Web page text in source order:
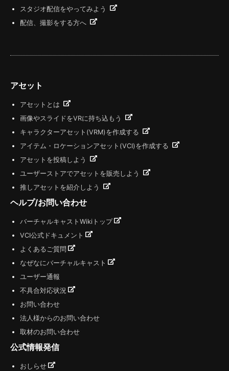
スタジオ配信をやってみよう
配信、撮影をする方へ
アセット
アセットとは
画像やスライドをVRに持ち込もう
キャラクターアセット(VRM)を作成する
アイテム・ロケーションアセット(VCI)を作成する
アセットを投稿しよう
ユーザーストアでアセットを販売しよう
推しアセットを紹介しよう
ヘルプ/お問い合わせ
バーチャルキャストWikiトップ
VCI公式ドキュメント
よくあるご質問
なぜなにバーチャルキャスト
ユーザー通報
不具合対応状況
お問い合わせ
法人様からのお問い合わせ
取材のお問い合わせ
公式情報発信
おしらせ